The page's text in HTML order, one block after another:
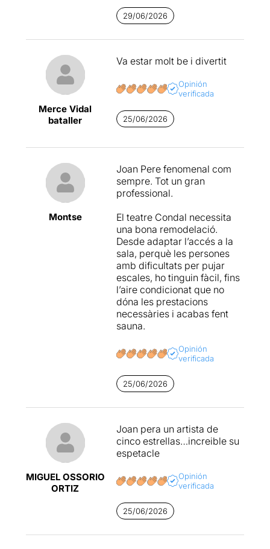
29/06/2026
Merce Vidal
bataller
Va estar molt be i divertit
Opinión
verificada
25/06/2026
Montse
Joan Pere fenomenal com
sempre. Tot un gran
professional.
El teatre Condal necessita
una bona remodelació.
Desde adaptar l’accés a la
sala, perquè les persones
amb dificultats per pujar
escales, ho tinguin fàcil, fins
l’aire condicionat que no
dóna les prestacions
necessàries i acabas fent
sauna.
Opinión
verificada
25/06/2026
MIGUEL OSSORIO
ORTIZ
Joan pera un artista de
cinco estrellas…increible su
espetacle
Opinión
verificada
25/06/2026